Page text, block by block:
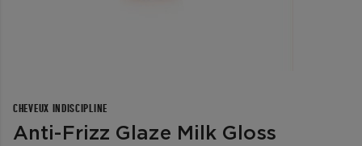
CHEVEUX INDISCIPLINE
Anti-Frizz Glaze Milk Gloss